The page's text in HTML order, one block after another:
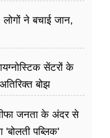
ने बचाई जान,
सेंटरों के
बोझ
जनता के अंदर से
पब्लिक'